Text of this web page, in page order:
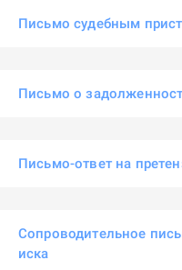
Письмо судебным
Письмо о
Письмо-ответ на
Сопроводительное
иска